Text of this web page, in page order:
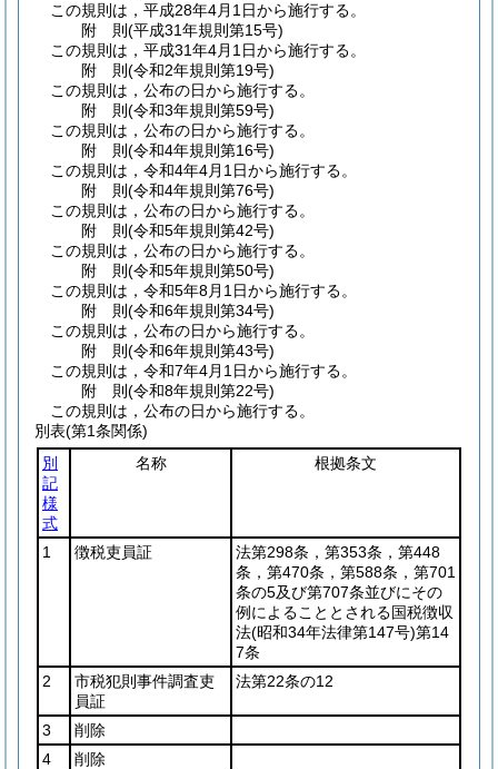
この規則は，平成28年4月1日から施行する。
附 則(平成31年規則第15号)
この規則は，平成31年4月1日から施行する。
附 則(令和2年規則第19号)
この規則は，公布の日から施行する。
附 則(令和3年規則第59号)
この規則は，公布の日から施行する。
附 則(令和4年規則第16号)
この規則は，令和4年4月1日から施行する。
附 則(令和4年規則第76号)
この規則は，公布の日から施行する。
附 則(令和5年規則第42号)
この規則は，公布の日から施行する。
附 則(令和5年規則第50号)
この規則は，令和5年8月1日から施行する。
附 則(令和6年規則第34号)
この規則は，公布の日から施行する。
附 則(令和6年規則第43号)
この規則は，令和7年4月1日から施行する。
附 則(令和8年規則第22号)
この規則は，公布の日から施行する。
別表(第1条関係)
別
記
様
式
名称 根拠条文
1 徴税吏員証
法第298条，第353条，第448
条，第470条，第588条，第701
条の5及び第707条並びにその
例によることとされる国税徴収
法(昭和34年法律第147号)第14
7条
2
市税犯則事件調査吏
員証
法第22条の12
3
削除
4
削除